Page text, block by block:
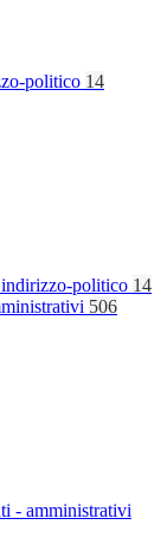
politico 14
politico 14
506
- amministrativi